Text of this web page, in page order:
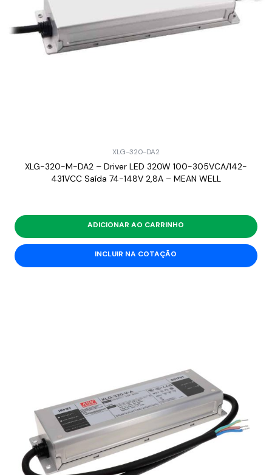
XLG-320-DA2
XLG-320-M-DA2 – Driver LED 320W 100-305VCA/142-
431VCC Saída 74-148V 2,8A – MEAN WELL
ADICIONAR AO CARRINHO
INCLUIR NA COTAÇÃO